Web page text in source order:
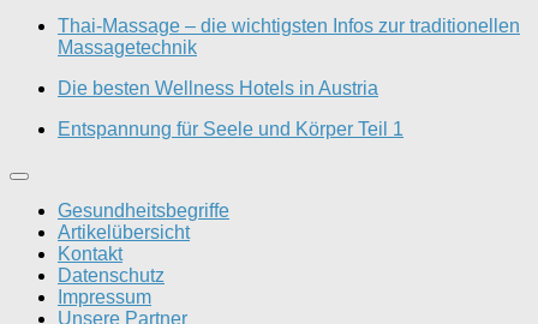
Thai-Massage – die wichtigsten Infos zur traditionellen
Massagetechnik
Die besten Wellness Hotels in Austria
Entspannung für Seele und Körper Teil 1
Gesundheitsbegriffe
Artikelübersicht
Kontakt
Datenschutz
Impressum
Unsere Partner